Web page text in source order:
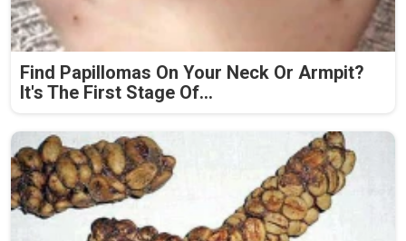
Find Papillomas On Your Neck Or Armpit?
It's The First Stage Of...